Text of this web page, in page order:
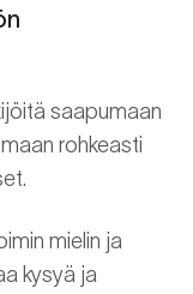
saapumaan
rohkeasti
mielin ja
kysyä ja